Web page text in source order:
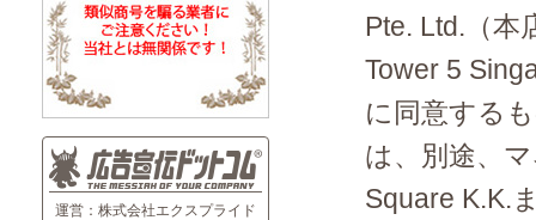
Pte. Ltd.（本
Tower 5
に同意する
は、別途、
Square K.K.
運営：株式会社エクスプライド